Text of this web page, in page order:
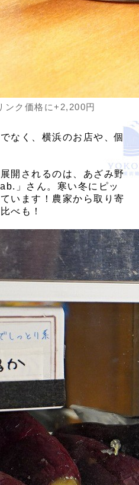
ンク価格に+2,200円
なく、横浜のお店や、個
開されるのは、あざみ野
」さん。寒い冬にピッ
います！農家から取り寄
べも！